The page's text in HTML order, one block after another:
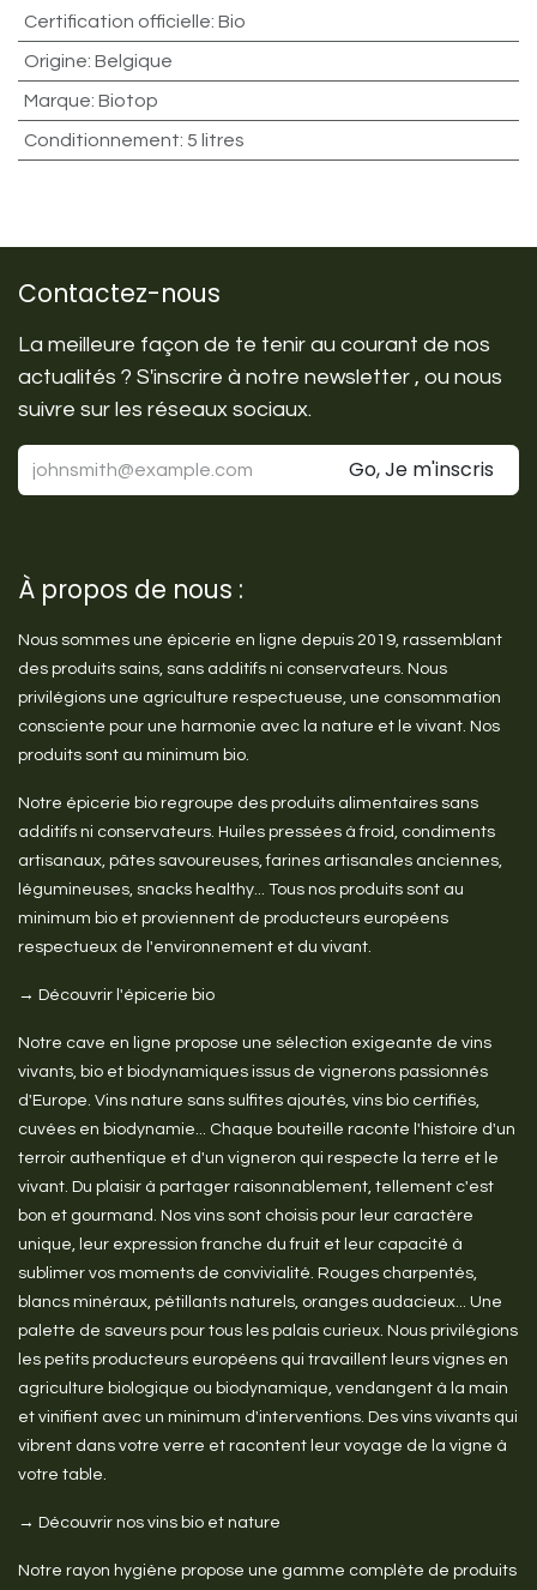
Certification officielle: Bio
Origine: Belgique
Marque: Biotop
Conditionnement: 5 litres
Contactez-nous
La meilleure façon de te tenir au courant de nos
actualités ? S'inscrire à notre newsletter , ou nous
suivre sur les réseaux sociaux.
Go, Je m'inscris
À propos de nous :
Nous sommes une épicerie en ligne depuis 2019, rassemblant
des produits sains, sans additifs ni conservateurs. Nous
privilégions une agriculture respectueuse, une consommation
consciente pour une harmonie avec la nature et le vivant. Nos
produits sont au minimum bio.
Notre épicerie bio regroupe des produits alimentaires sans
additifs ni conservateurs. Huiles pressées à froid, condiments
artisanaux, pâtes savoureuses, farines artisanales anciennes,
légumineuses, snacks healthy... Tous nos produits sont au
minimum bio et proviennent de producteurs européens
respectueux de l'environnement et du vivant.
→ Découvrir l'épicerie bio
Notre cave en ligne propose une sélection exigeante de vins
vivants, bio et biodynamiques issus de vignerons passionnés
d'Europe. Vins nature sans sulfites ajoutés, vins bio certifiés,
cuvées en biodynamie... Chaque bouteille raconte l'histoire d'un
terroir authentique et d'un vigneron qui respecte la terre et le
vivant. Du plaisir à partager raisonnablement, tellement c'est
bon et gourmand. Nos vins sont choisis pour leur caractère
unique, leur expression franche du fruit et leur capacité à
sublimer vos moments de convivialité. Rouges charpentés,
blancs minéraux, pétillants naturels, oranges audacieux... Une
palette de saveurs pour tous les palais curieux. Nous privilégions
les petits producteurs européens qui travaillent leurs vignes en
agriculture biologique ou biodynamique, vendangent à la main
et vinifient avec un minimum d'interventions. Des vins vivants qui
vibrent dans votre verre et racontent leur voyage de la vigne à
votre table.
→ Découvrir nos vins bio et nature
Notre rayon hygiène propose une gamme complète de produits